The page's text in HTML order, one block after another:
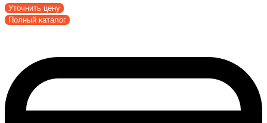
Уточнить цену
Полный каталог